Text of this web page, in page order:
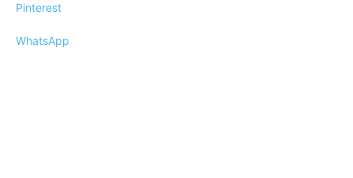
Pinterest
WhatsApp